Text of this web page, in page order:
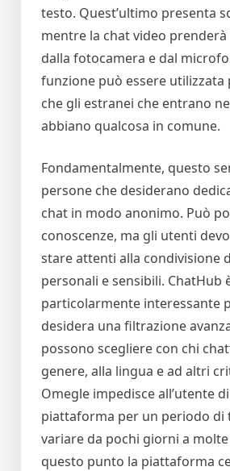
testo. Quest’ultimo presenta
mentre la chat video
dalla fotocamera e dal
funzione può essere utilizzata
che gli estranei che entrano
abbiano qualcosa in comune.
Fondamentalmente, questo
persone che desiderano
chat in modo anonimo. Può
conoscenze, ma gli utenti
stare attenti alla condivisione
personali e sensibili. ChatHub
particolarmente interessante
desidera una filtrazione
possono scegliere con chi
genere, alla lingua e ad altri
Omegle impedisce all’utente
piattaforma per un periodo di
variare da pochi giorni a
questo punto la piattaforma